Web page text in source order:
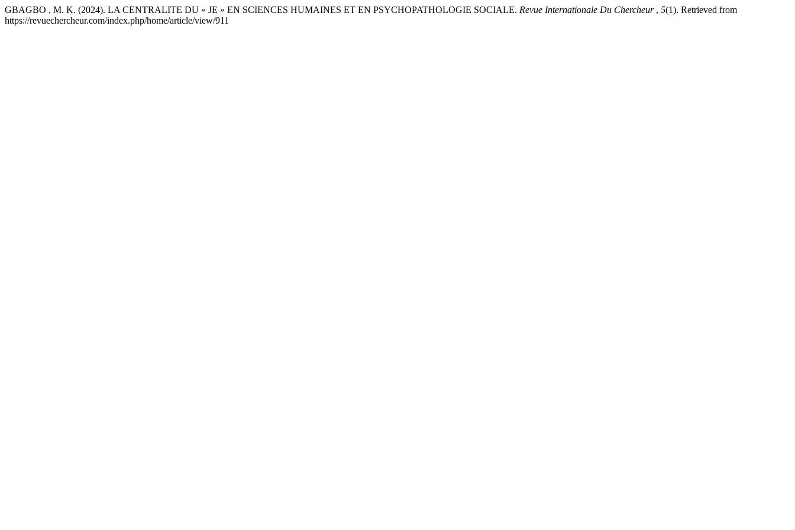
GBAGBO , M. K. (2024). LA CENTRALITE DU « JE » EN SCIENCES HUMAINES ET EN PSYCHOPATHOLOGIE SOCIALE. Revue Internationale Du Chercheur , 5(1). Retrieved from
https://revuechercheur.com/index.php/home/article/view/911